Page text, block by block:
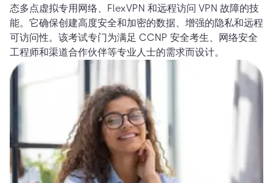
态多点虚拟专用网络、FlexVPN 和远程访问 VPN 故障的技
能。它确保创建高度安全和加密的数据、增强的隐私和远程
可访问性。该考试专门为满足 CCNP 安全考生、网络安全
工程师和渠道合作伙伴等专业人士的需求而设计。